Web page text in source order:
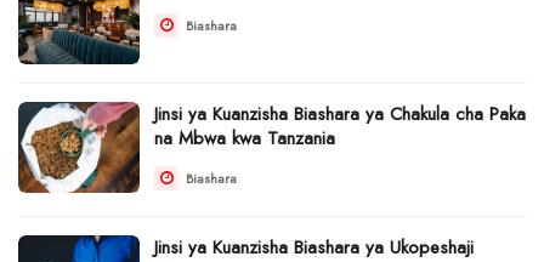
Biashara
Jinsi ya Kuanzisha Biashara ya Chakula cha Paka
na Mbwa kwa Tanzania
Biashara
Jinsi ya Kuanzisha Biashara ya Ukopeshaji